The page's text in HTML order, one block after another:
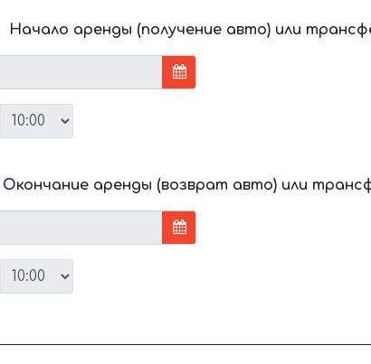
Начало аренды (получение авто) или
Окончание аренды (возврат авто) или